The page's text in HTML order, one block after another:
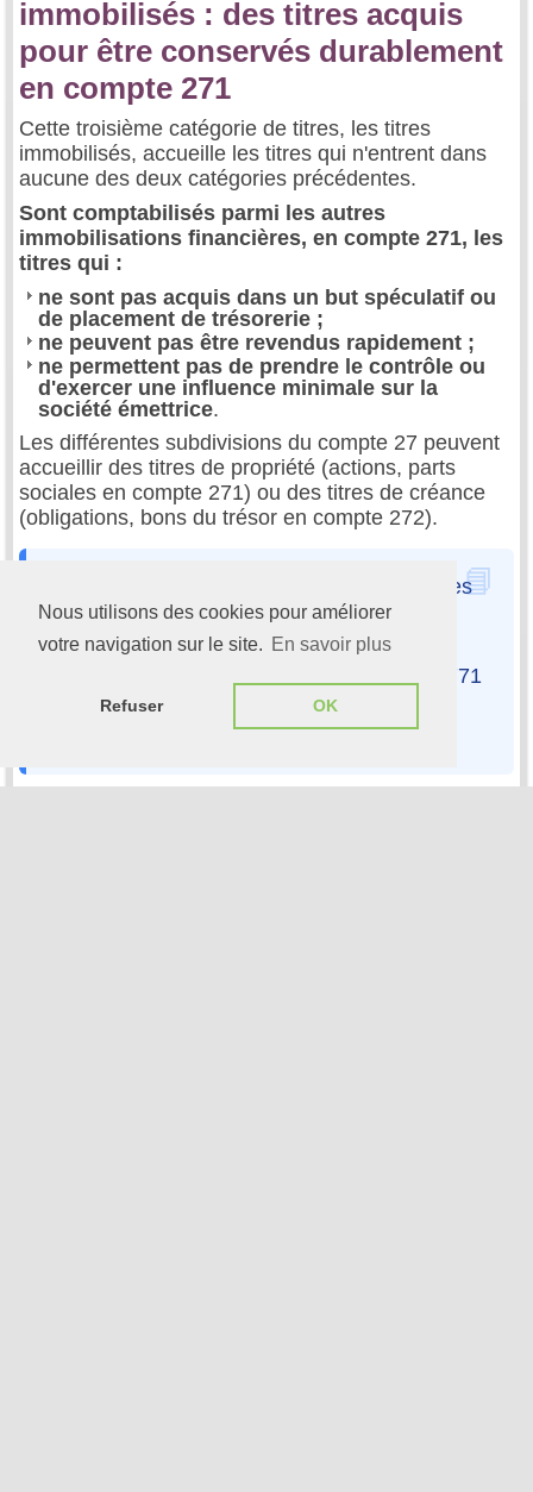
Nous utilisons des cookies pour améliorer
votre navigation sur le site. En savoir plus
Refuser OK
immobilisés : des titres acquis
pour être conservés durablement
en compte 271
Cette troisième catégorie de titres, les titres
immobilisés, accueille les titres qui n'entrent dans
aucune des deux catégories précédentes.
Sont comptabilisés parmi les autres
immobilisations financières, en compte 271, les
titres qui :
ne sont pas acquis dans un but spéculatif ou
de placement de trésorerie ;
ne peuvent pas être revendus rapidement ;
ne permettent pas de prendre le contrôle ou
d'exercer une influence minimale sur la
société émettrice.
Les différentes subdivisions du compte 27 peuvent
accueillir des titres de propriété (actions, parts
sociales en compte 271) ou des titres de créance
(obligations, bons du trésor en compte 272).
Toujours selon l'article 624-15 du PCG « Les
actions qui ont été affectées à un plan
d'options d'achat postérieurement à leur
acquisition et comptabilisées au compte 2771
– Actions propres ou parts propres - sont
transférées au compte 5021 ».